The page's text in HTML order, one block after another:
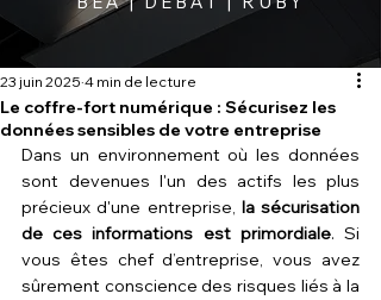
Le coffre-fort numérique : Sécurisez les
données sensibles de votre entreprise
23 juin 2025 4 min de lecture
Dans un environnement où les données
sont devenues l'un des actifs les plus
précieux d'une entreprise, la sécurisation
de ces informations est primordiale. Si
vous êtes chef d’entreprise, vous avez
sûrement conscience des risques liés à la